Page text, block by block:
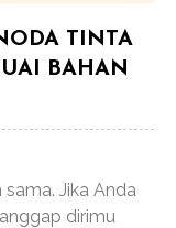
TINTA
BAHAN
Jika Anda
dirimu